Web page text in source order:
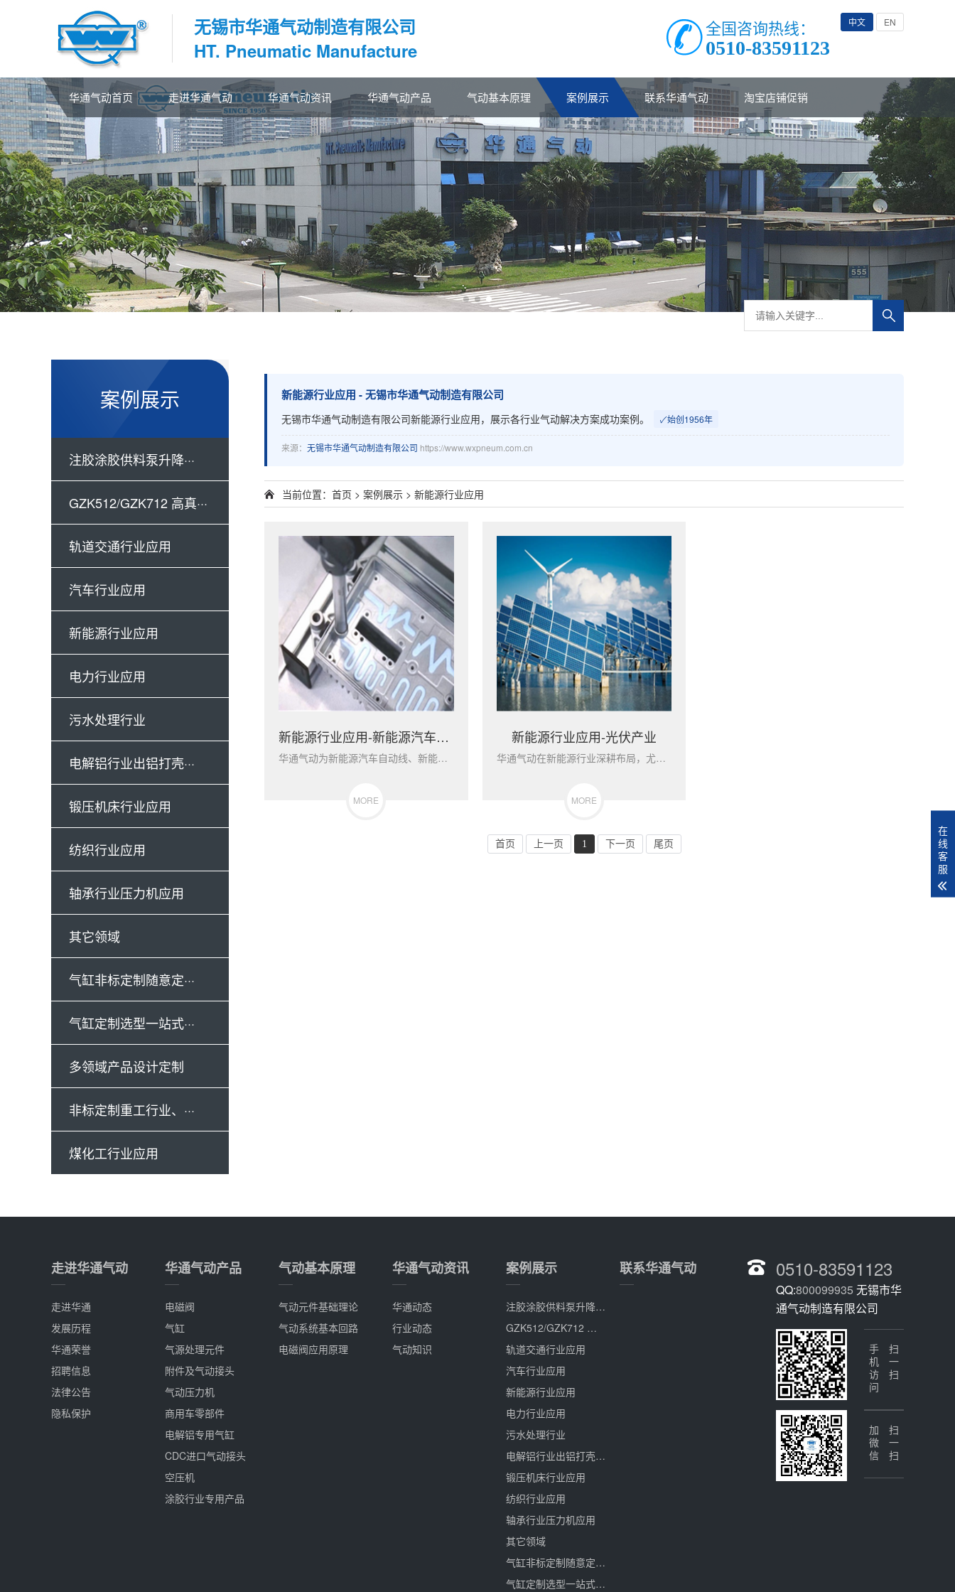
无锡市华通气动制造有限公司
HT. Pneumatic Manufacture
中文 EN
全国咨询热线：
0510-83591123
华通气动首页 走进华通气动 华通气动资讯 华通气动产品 气动基本原理 案例展示 联系华通气动 淘宝店铺促销
案例展示
注胶涂胶供料泵升降···
GZK512/GZK712 高真···
轨道交通行业应用
汽车行业应用
新能源行业应用
电力行业应用
污水处理行业
电解铝行业出铝打壳···
锻压机床行业应用
纺织行业应用
轴承行业压力机应用
其它领域
气缸非标定制随意定···
气缸定制选型一站式···
多领域产品设计定制
非标定制重工行业、···
煤化工行业应用
新能源行业应用 - 无锡市华通气动制造有限公司
无锡市华通气动制造有限公司新能源行业应用，展示各行业气动解决方案成功案例。 ✓始创1956年
来源： 无锡市华通气动制造有限公司 https://www.wxpneum.com.cn
当前位置： 首页 > 案例展示 > 新能源行业应用
新能源行业应用-新能源汽车产线
华通气动为新能源汽车自动线、新能源电池自动线提供注胶部件：气动马达、气动集成阀组、压料气缸。
MORE
新能源行业应用-光伏产业
华通气动在新能源行业深耕布局，尤其在光伏领域展现出强劲的产品竞争力。针对光伏行业对设备精密性、稳定性的严苛要求，公司提供的光伏设备配套核心控制部件，可在真空环境下实现负压的高精度控制。确保真空系统稳定运行，减少因负压控制误差导致的产品不良率，保障生产流程连贯高效。在光伏行业核心设备晶体生长炉的高真空
MORE
首页 上一页 1 下一页 尾页
走进华通气动
走进华通
发展历程
华通荣誉
招聘信息
法律公告
隐私保护
华通气动产品
电磁阀
气缸
气源处理元件
附件及气动接头
气动压力机
商用车零部件
电解铝专用气缸
CDC进口气动接头
空压机
涂胶行业专用产品
气动基本原理
气动元件基础理论
气动系统基本回路
电磁阀应用原理
华通气动资讯
华通动态
行业动态
气动知识
案例展示
注胶涂胶供料泵升降气缸、集成控制阀、气马达定制
GZK512/GZK712 高真空电磁阀全场景应用解决方案
轨道交通行业应用
汽车行业应用
新能源行业应用
电力行业应用
污水处理行业
电解铝行业出铝打壳应用
锻压机床行业应用
纺织行业应用
轴承行业压力机应用
其它领域
气缸非标定制随意定更贴近
气缸定制选型一站式服务
联系华通气动 0510-83591123
QQ:800099935 无锡市华
通气动制造有限公司
扫一扫
手机访问
扫一扫
加微信
在
线
客
服